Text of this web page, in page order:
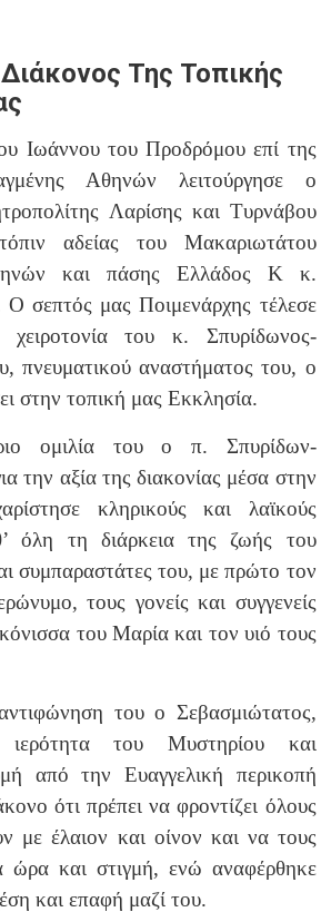
Της Τοπικής
Ιωάννου του Προδρόμου επί της
Αθηνών λειτούργησε ο
Λαρίσης και Τυρνάβου
αδείας του Μακαριωτάτου
και πάσης Ελλάδος Κ κ.
σεπτός μας Ποιμενάρχης τέλεσε
του κ. Σπυρίδωνος-
πνευματικού αναστήματος του, ο
στην τοπική μας Εκκλησία.
ομιλία του ο π. Σπυρίδων-
την αξία της διακονίας μέσα στην
κληρικούς και λαϊκούς
όλη τη διάρκεια της ζωής του
συμπαραστάτες του, με πρώτο τον
τους γονείς και συγγενείς
του Μαρία και τον υιό τους
του ο Σεβασμιώτατος,
του Μυστηρίου και
από την Ευαγγελική περικοπή
ότι πρέπει να φροντίζει όλους
με έλαιον και οίνον και να τους
ώρα και στιγμή, ενώ αναφέρθηκε
και επαφή μαζί του.